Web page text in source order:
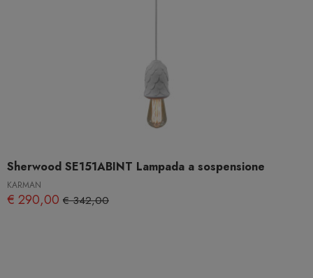
Sherwood SE151ABINT Lampada a sospensione
KARMAN
€ 290,00 € 342,00